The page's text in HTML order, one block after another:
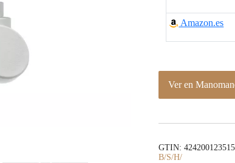
Amazon.es
Ver en
GTIN:
B/S/H/